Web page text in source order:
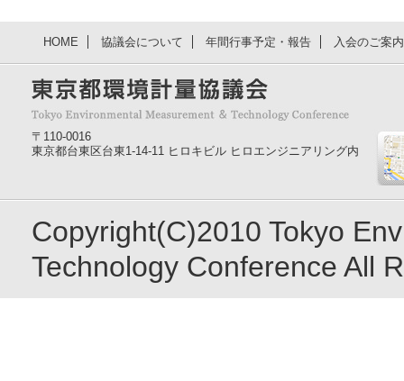
HOME 協議会について 年間行事予定・報告 入会のご案
〒110-0016
東京都台東区台東1-14-11 ヒロキビル ヒロエンジニアリング内
Copyright(C)2010 Tokyo
Technology Conference All